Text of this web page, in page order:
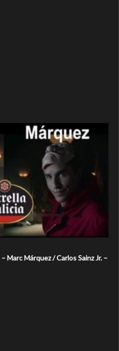
Marc Márquez / Carlos Sainz Jr. –